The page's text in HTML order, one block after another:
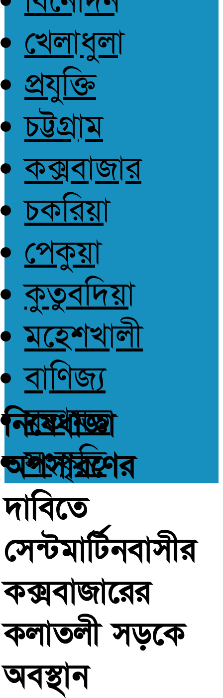
খেলাধুলা
প্রযুক্তি
চট্টগ্রাম
কক্সবাজার
চকরিয়া
পেকুয়া
কুতুবদিয়া
মহেশখালী
বাণিজ্য
মতামত
সংস্কৃতি
নিষেধাজ্ঞা
অপসারণের
দাবিতে
সেন্টমার্টিনবাসীর
কক্সবাজারের
কলাতলী সড়কে
অবস্থান